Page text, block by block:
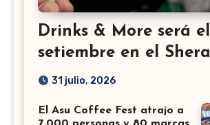
Drinks & More será
setiembre en el
31 julio, 2026
El Asu Coffee Fest atrajo a